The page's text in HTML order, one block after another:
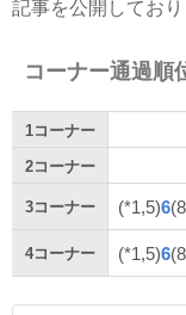
記事を公開しており
コーナー通過順
1コーナー
2コーナー
3コーナー (*1,5)6
4コーナー (*1,5)6